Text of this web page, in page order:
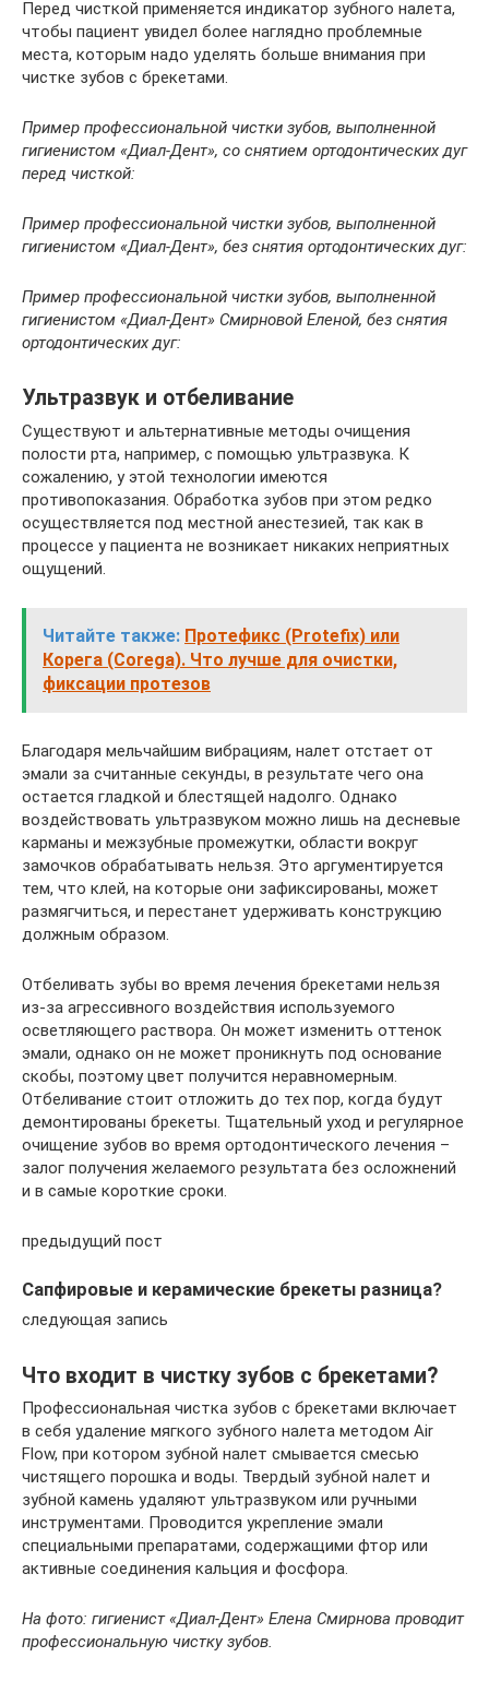
Перед чисткой применяется индикатор зубного налета,
чтобы пациент увидел более наглядно проблемные
места, которым надо уделять больше внимания при
чистке зубов с брекетами.
Пример профессиональной чистки зубов, выполненной
гигиенистом «Диал-Дент», со снятием ортодонтических дуг
перед чисткой:
Пример профессиональной чистки зубов, выполненной
гигиенистом «Диал-Дент», без снятия ортодонтических дуг:
Пример профессиональной чистки зубов, выполненной
гигиенистом «Диал-Дент» Смирновой Еленой, без снятия
ортодонтических дуг:
Ультразвук и отбеливание
Существуют и альтернативные методы очищения
полости рта, например, с помощью ультразвука. К
сожалению, у этой технологии имеются
противопоказания. Обработка зубов при этом редко
осуществляется под местной анестезией, так как в
процессе у пациента не возникает никаких неприятных
ощущений.
Читайте также: Протефикс (Protefix) или
Корега (Corega). Что лучше для очистки,
фиксации протезов
Благодаря мельчайшим вибрациям, налет отстает от
эмали за считанные секунды, в результате чего она
остается гладкой и блестящей надолго. Однако
воздействовать ультразвуком можно лишь на десневые
карманы и межзубные промежутки, области вокруг
замочков обрабатывать нельзя. Это аргументируется
тем, что клей, на которые они зафиксированы, может
размягчиться, и перестанет удерживать конструкцию
должным образом.
Отбеливать зубы во время лечения брекетами нельзя
из-за агрессивного воздействия используемого
осветляющего раствора. Он может изменить оттенок
эмали, однако он не может проникнуть под основание
скобы, поэтому цвет получится неравномерным.
Отбеливание стоит отложить до тех пор, когда будут
демонтированы брекеты. Тщательный уход и регулярное
очищение зубов во время ортодонтического лечения –
залог получения желаемого результата без осложнений
и в самые короткие сроки.
предыдущий пост
Сапфировые и керамические брекеты разница?
следующая запись
Что входит в чистку зубов с брекетами?
Профессиональная чистка зубов с брекетами включает
в себя удаление мягкого зубного налета методом Air
Flow, при котором зубной налет смывается смесью
чистящего порошка и воды. Твердый зубной налет и
зубной камень удаляют ультразвуком или ручными
инструментами. Проводится укрепление эмали
специальными препаратами, содержащими фтор или
активные соединения кальция и фосфора.
На фото: гигиенист «Диал-Дент» Елена Смирнова проводит
профессиональную чистку зубов.